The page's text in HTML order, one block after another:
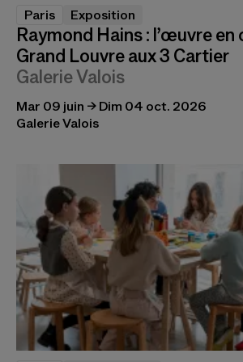
Paris Exposition
Raymond Hains : l’œuvre en
Grand Louvre aux 3 Cartier
Galerie Valois
Mar 09 juin → Dim 04 oct. 2026
Galerie Valois